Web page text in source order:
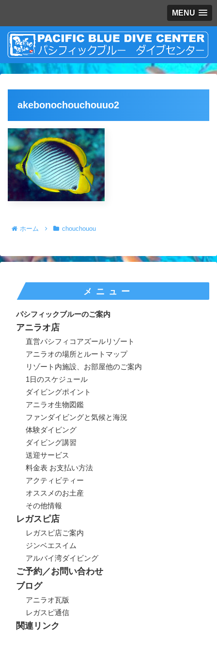
MENU
akebonochouchouuo2
ホーム chouchouou
メニュー
パシフィックブルーのご案内
アニラオ店
直営パシフィコアズールリゾート
アニラオの場所とルートマップ
リゾート内施設、お部屋他のご案内
1日のスケジュール
ダイビングポイント
アニラオ生物図鑑
ファンダイビングと気候と海況
体験ダイビング
ダイビング講習
送迎サービス
料金表 お支払い方法
アクティビティー
オススメのお土産
その他情報
レガスピ店
レガスピ店ご案内
ジンベエスイム
アルバイ湾ダイビング
ご予約／お問い合わせ
ブログ
アニラオ瓦版
レガスピ通信
関連リンク